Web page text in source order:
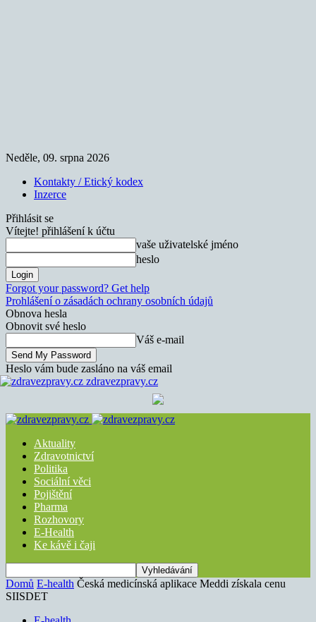
Neděle, 09. srpna 2026
Kontakty / Etický kodex
Inzerce
Přihlásit se
Vítejte! přihlášení k účtu
vaše uživatelské jméno
heslo
Forgot your password? Get help
Prohlášení o zásadách ochrany osobních údajů
Obnova hesla
Obnovit své heslo
Váš e-mail
Heslo vám bude zasláno na váš email
zdravezpravy.cz
Aktuality
Zdravotnictví
Politika
Sociální věci
Pojištění
Pharma
Rozhovory
E-Health
Ke kávě i čaji
Domů E-health Česká medicínská aplikace Meddi získala cenu
SIISDET